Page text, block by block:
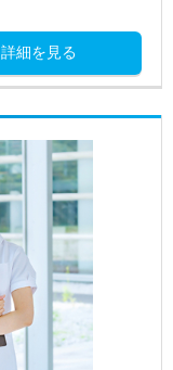
詳細を見る